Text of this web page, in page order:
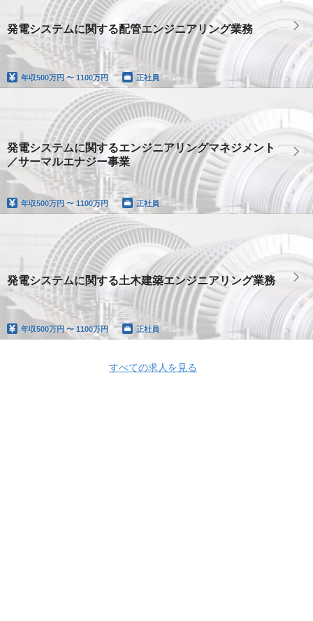
発電システムに関する配管エンジニアリング業務
年収500万円 〜 1100万円 正社員
発電システムに関するエンジニアリングマネジメント
／サーマルエナジー事業
年収500万円 〜 1100万円 正社員
発電システムに関する土木建築エンジニアリング業務
年収500万円 〜 1100万円 正社員
すべての求人を見る